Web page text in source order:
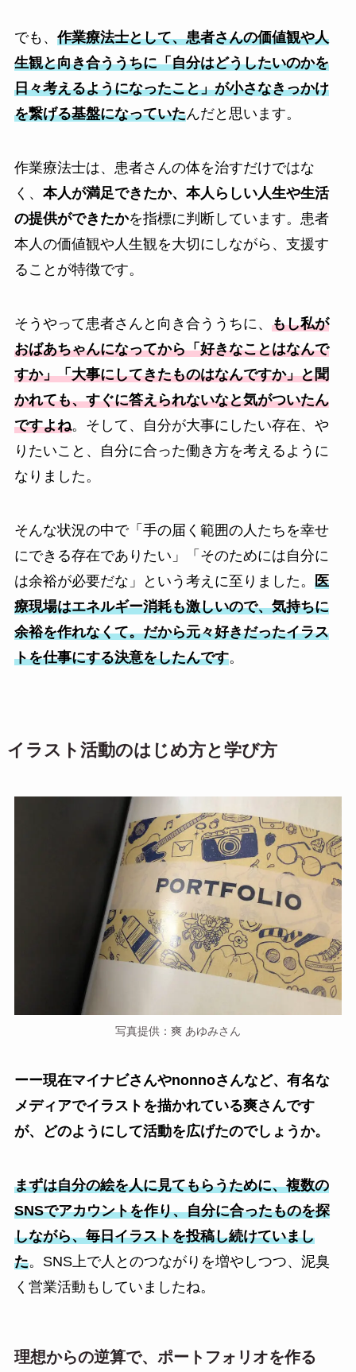
でも、作業療法士として、患者さんの価値観や人
生観と向き合ううちに「自分はどうしたいのかを
日々考えるようになったこと」が小さなきっかけ
を繋げる基盤になっていたんだと思います。
作業療法士は、患者さんの体を治すだけではな
く、 本人が満足できたか、本人らしい人生や生活
の提供ができたかを指標に判断しています。患者
本人の価値観や人生観を大切にしながら、支援す
ることが特徴です。
そうやって患者さんと向き合ううちに、 もし私が
おばあちゃんになってから「好きなことはなんで
すか」「大事にしてきたものはなんですか」と聞
かれても、すぐに答えられないなと気がついたん
ですよね。そして、自分が大事にしたい存在、や
りたいこと、自分に合った働き方を考えるように
なりました。
そんな状況の中で「手の届く範囲の人たちを幸せ
にできる存在でありたい」「そのためには自分に
は余裕が必要だな」という考えに至りました。 医
療現場はエネルギー消耗も激しいので、気持ちに
余裕を作れなくて。だから元々好きだったイラス
トを仕事にする決意をしたんです。
イラスト活動のはじめ方と学び方
写真提供：爽 あゆみさん
ーー現在マイナビさんやnonnoさんなど、有名な
メディアでイラストを描かれている爽さんです
が、どのようにして活動を広げたのでしょうか。
まずは自分の絵を人に見てもらうために、複数の
SNSでアカウントを作り、自分に合ったものを探
しながら、毎日イラストを投稿し続けていまし
た。SNS上で人とのつながりを増やしつつ、泥臭
く営業活動もしていましたね。
理想からの逆算で、ポートフォリオを作る